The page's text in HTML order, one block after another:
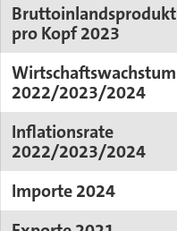
Bruttoinlandsprodukt
pro Kopf 2023
Wirtschaftswachstum
2022/2023/2024
Inflationsrate
2022/2023/2024
Importe 2024